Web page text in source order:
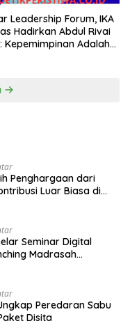
Leadership Forum, IKA
Hadirkan Abdul Rivai
Kepemimpinan Adalah
Penghargaan dari
Luar Biasa di
Seminar Digital
Madrasah
Peredaran Sabu
Disita